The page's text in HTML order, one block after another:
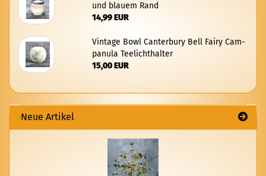
und blau­em Rand
14,99 EUR
Vin­ta­ge Bowl Can­ter­bu­ry Bell Fairy Cam­
pa­nu­la Tee­licht­hal­ter
15,00 EUR
Neue Artikel